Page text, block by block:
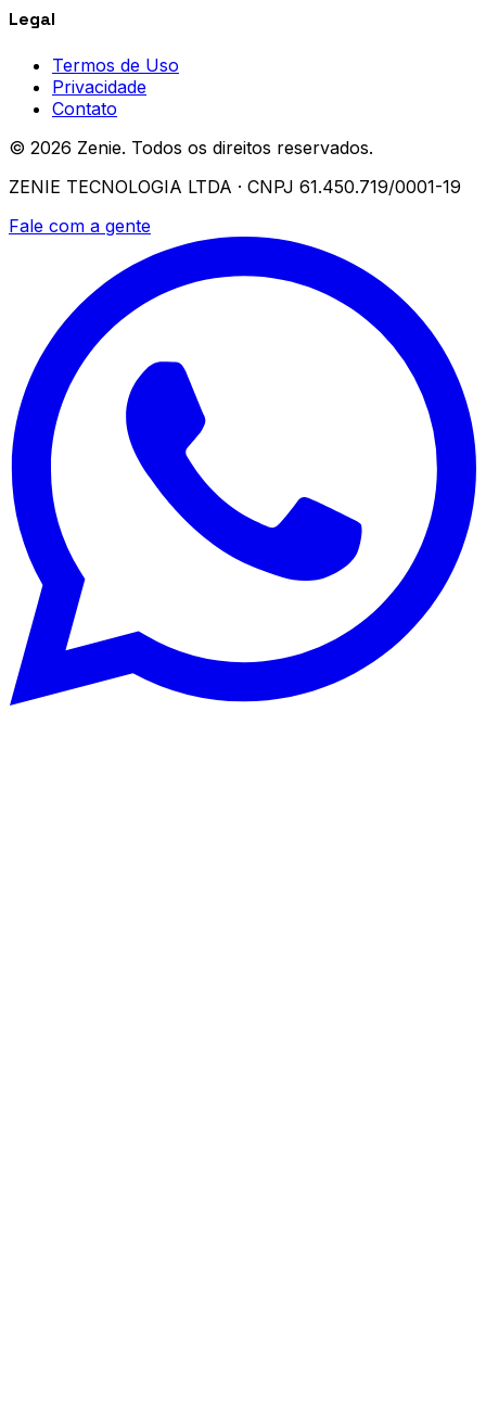
Legal
Termos de Uso
Privacidade
Contato
© 2026 Zenie. Todos os direitos reservados.
ZENIE TECNOLOGIA LTDA · CNPJ 61.450.719/0001-19
Fale com a gente